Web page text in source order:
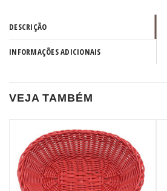
DESCRIÇÃO
INFORMAÇÕES ADICIONAIS
VEJA TAMBÉM